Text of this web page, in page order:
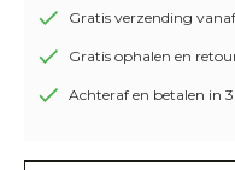
Gratis verzending
Gratis ophalen en
Achteraf en betalen in